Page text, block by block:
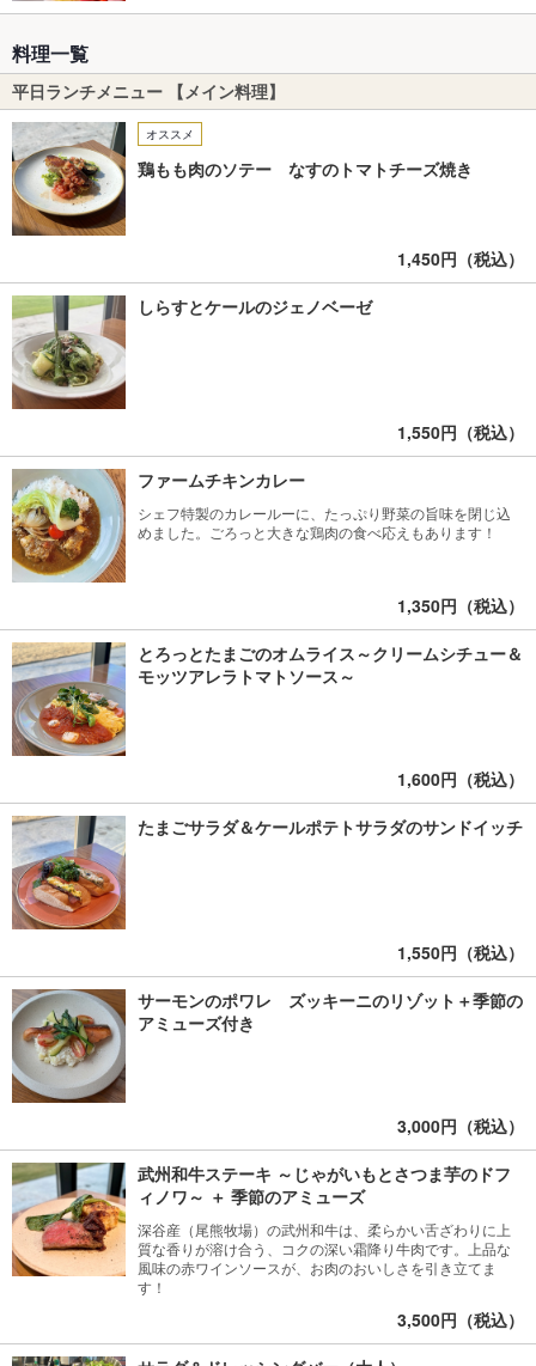
料理一覧
平日ランチメニュー 【メイン料理】
オススメ
鶏もも肉のソテー なすのトマトチーズ焼き
1,450円（税込）
しらすとケールのジェノベーゼ
1,550円（税込）
ファームチキンカレー
シェフ特製のカレールーに、たっぷり野菜の旨味を閉じ込
めました。ごろっと大きな鶏肉の食べ応えもあります！
1,350円（税込）
とろっとたまごのオムライス～クリームシチュー＆
モッツアレラトマトソース～
1,600円（税込）
たまごサラダ＆ケールポテトサラダのサンドイッチ
1,550円（税込）
サーモンのポワレ ズッキーニのリゾット＋季節の
アミューズ付き
3,000円（税込）
武州和牛ステーキ ～じゃがいもとさつま芋のドフ
ィノワ～ ＋ 季節のアミューズ
深谷産（尾熊牧場）の武州和牛は、柔らかい舌ざわりに上
質な香りが溶け合う、コクの深い霜降り牛肉です。上品な
風味の赤ワインソースが、お肉のおいしさを引き立てま
す！
3,500円（税込）